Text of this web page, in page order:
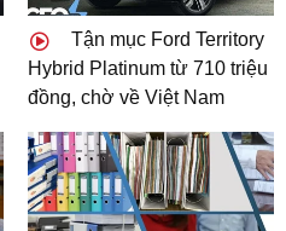
Tận mục Ford Territory
Hybrid Platinum từ 710 triệu
đồng, chờ về Việt Nam